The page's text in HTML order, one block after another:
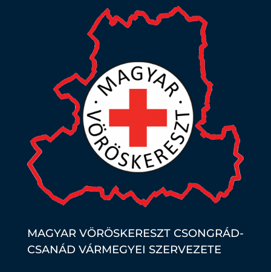
MAGYAR VÖRÖSKERESZT CSONGRÁD-
CSANÁD VÁRMEGYEI SZERVEZETE